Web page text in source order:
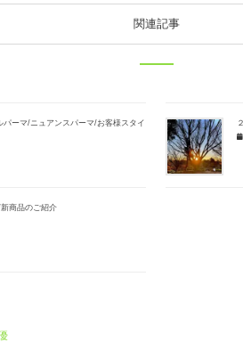
関連記事
パーマ/ニュアンスパーマ/お客様スタイ
商品のご紹介